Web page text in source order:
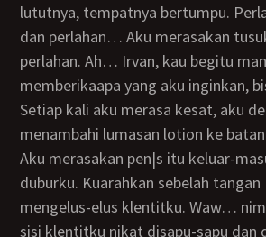
lututnya, tempatnya bertumpu.
dan perlahan… Aku merasakan
perlahan. Ah… Irvan, kau begitu
memberikaapa yang aku inginkan,
Setiap kali aku merasa kesat, aku
menambahi lumasan lotion ke
Aku merasakan pen|s itu keluar-masukdal am
duburku. Kuarahkan sebelah
mengelus-elus klentitku. Waw…
sisi klentitku nikat disapu-sapu dan